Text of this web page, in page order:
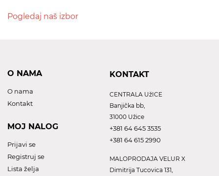
Pogledaj naš izbor
O NAMA
O nama
Kontakt
MOJ NALOG
Prijavi se
Registruj se
Lista želja
KONTAKT
CENTRALA UžICE
Banjička bb,
31000 Užice
+381 64 645 3535
+381 64 615 2990
MALOPRODAJA VELUR X
Dimitrija Tucovica 131,